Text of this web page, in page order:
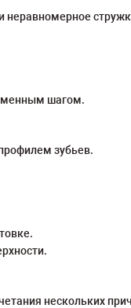
шагом.
зубьев.
нескольких